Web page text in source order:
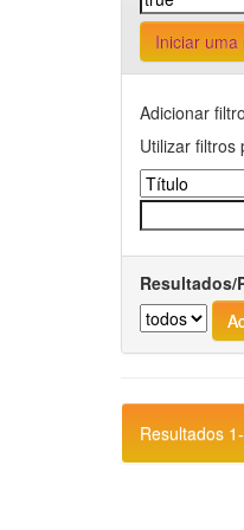
Iniciar
Adicionar
Utilizar filtros
Resultados/
Resultados